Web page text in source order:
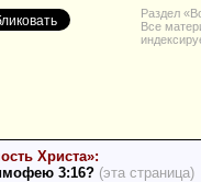
Раздел
Все
Христа»:
3:16? (эта страница)